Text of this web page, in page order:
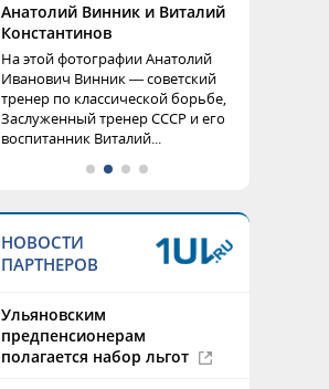
Анатолий Винник и Виталий
Константинов
На этой фотографии Анатолий
Иванович Винник — советский
тренер по классической борьбе,
Заслуженный тренер СССР и его
воспитанник Виталий...
НОВОСТИ
ПАРТНЕРОВ
Ульяновским
предпенсионерам
полагается набор льгот